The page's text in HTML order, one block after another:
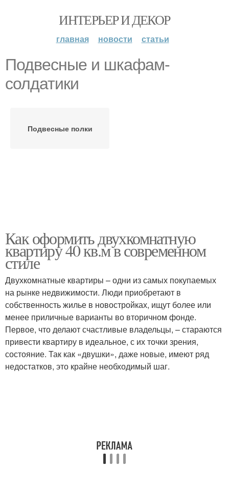
ИНТЕРЬЕР И ДЕКОР
главная новости статьи
Подвесные и шкафам-
солдатики
Подвесные полки
Как оформить двухкомнатную
квартиру 40 кв.м в современном
стиле
Двухкомнатные квартиры – одни из самых покупаемых
на рынке недвижимости. Люди приобретают в
собственность жилье в новостройках, ищут более или
менее приличные варианты во вторичном фонде.
Первое, что делают счастливые владельцы, – стараются
привести квартиру в идеальное, с их точки зрения,
состояние. Так как «двушки», даже новые, имеют ряд
недостатков, это крайне необходимый шаг.